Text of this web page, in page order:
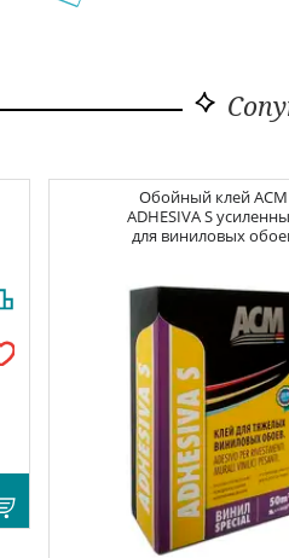
Обойный клейACM
ADHESIVA S
для виниловых